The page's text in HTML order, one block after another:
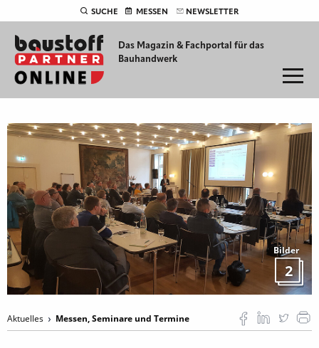
SUCHE MESSEN NEWSLETTER
Das Magazin & Fachportal für das
Bauhandwerk
Bilder
2
Aktuelles Messen, Seminare und Termine